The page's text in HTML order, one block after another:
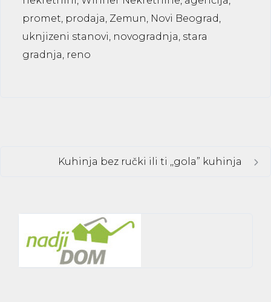
promet, prodaja, Zemun, Novi Beograd,
uknjizeni stanovi, novogradnja, stara
gradnja, reno
Kuhinja bez ručki ili ti ,,gola” kuhinja